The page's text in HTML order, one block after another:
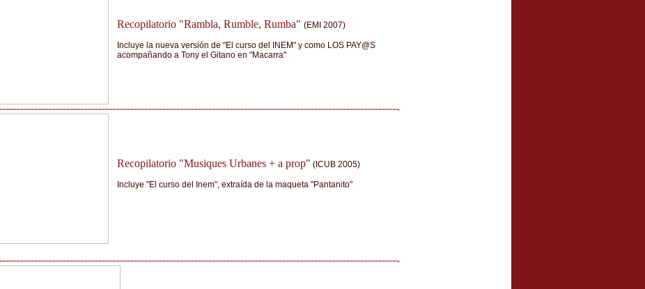
Recopilatorio "Rambla, Rumble, Rumba" (EMI 2007)
Incluye la nueva versión de "El curso del INEM" y como LOS PAY@S
acompañando a Tony el Gitano en "Macarra"
Recopilatorio "Musiques Urbanes + a prop" (ICUB 2005)
Incluye "El curso del Inem", extraída de la maqueta "Pantanito"